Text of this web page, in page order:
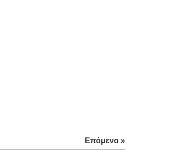
Επόμενο »